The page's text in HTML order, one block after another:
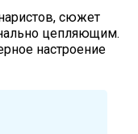
сюжет
цепляющим.
настроение